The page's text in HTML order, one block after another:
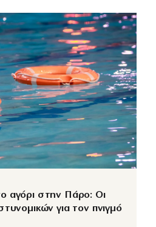
αγόρι στην Πάρο: Οι
για τον πνιγμό